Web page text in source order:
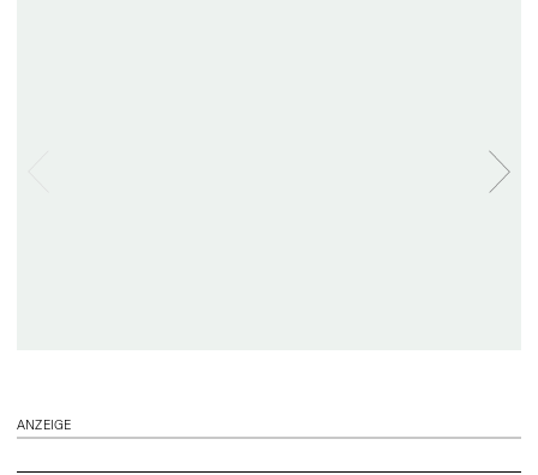
ANZEIGE